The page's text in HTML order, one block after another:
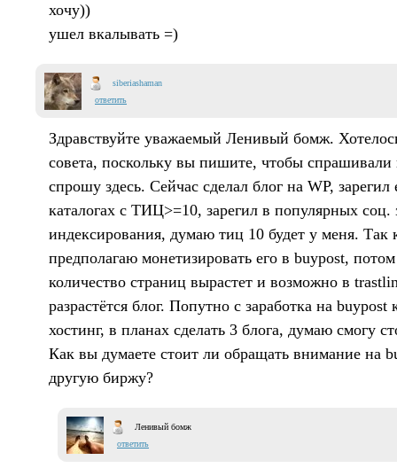
хочу))
ушел вкалывать =)
siberiashaman
ответить
Здравствуйте уважаемый Ленивый бомж.
совета, поскольку вы пишите, чтобы спрашивали
спрошу здесь. Сейчас сделал блог на WP, зарегил
каталогах с ТИЦ>=10, зарегил в популярных соц.
индексирования, думаю тиц 10 будет у меня. Так
предполагаю монетизировать его в buypost,
количество страниц вырастет и возможно в
разрастётся блог. Попутно с заработка на
хостинг, в планах сделать 3 блога, думаю смогу
Как вы думаете стоит ли обращать внимание на
другую биржу?
Ленивый бомж
ответить